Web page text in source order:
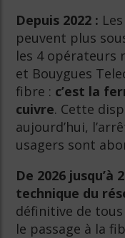
Depuis 2022 :
peuvent plus
les 4 opérateurs
et Bouygues
fibre : c’est la
cuivre. Cette
aujourd’hui,
usagers sont
De 2026 jusqu’à
technique du
définitive de tous
le passage à la